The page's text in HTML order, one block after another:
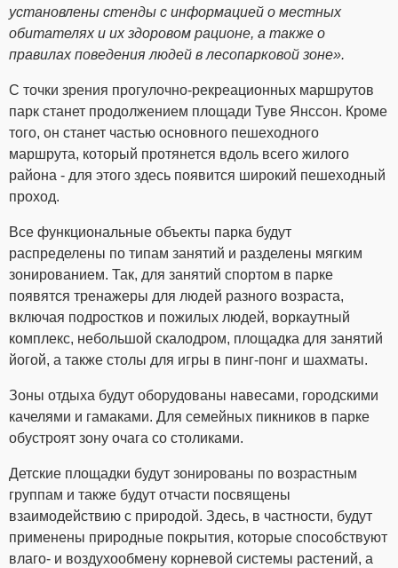
установлены стенды с информацией о местных
обитателях и их здоровом рационе, а также о
правилах поведения людей в лесопарковой зоне».
С точки зрения прогулочно-рекреационных маршрутов
парк станет продолжением площади Туве Янссон. Кроме
того, он станет частью основного пешеходного
маршрута, который протянется вдоль всего жилого
района - для этого здесь появится широкий пешеходный
проход.
Все функциональные объекты парка будут
распределены по типам занятий и разделены мягким
зонированием. Так, для занятий спортом в парке
появятся тренажеры для людей разного возраста,
включая подростков и пожилых людей, воркаутный
комплекс, небольшой скалодром, площадка для занятий
йогой, а также столы для игры в пинг-понг и шахматы.
Зоны отдыха будут оборудованы навесами, городскими
качелями и гамаками. Для семейных пикников в парке
обустроят зону очага со столиками.
Детские площадки будут зонированы по возрастным
группам и также будут отчасти посвящены
взаимодействию с природой. Здесь, в частности, будут
применены природные покрытия, которые способствуют
влаго- и воздухообмену корневой системы растений, а